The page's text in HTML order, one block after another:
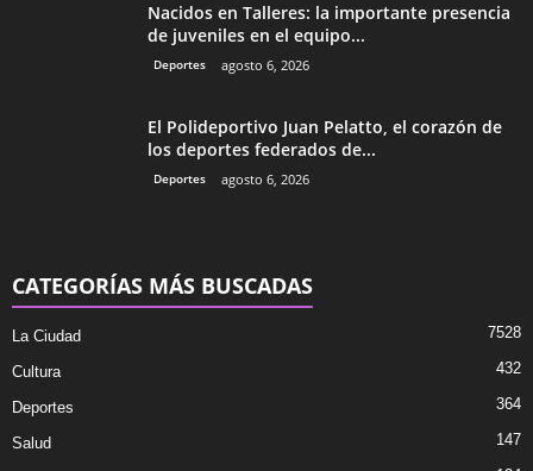
Nacidos en Talleres: la importante presencia
de juveniles en el equipo...
Deportes agosto 6, 2026
El Polideportivo Juan Pelatto, el corazón de
los deportes federados de...
Deportes agosto 6, 2026
CATEGORÍAS MÁS BUSCADAS
La Ciudad 7528
Cultura 432
Deportes 364
Salud 147